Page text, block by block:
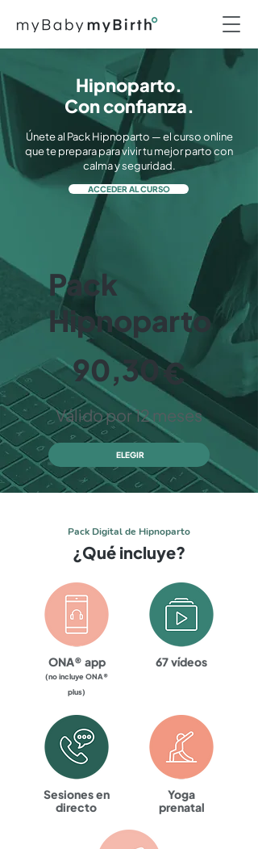
Hipnoparto.
Con confianza.
Únete al Pack Hipnoparto — el curso online
que te prepara para vivir tu mejor parto con
calma y seguridad.
ACCEDER AL CURSO
Pack
Hipnoparto
€
90,30
Válido por 12 meses
ELEGIR
Pack Digital de Hipnoparto
¿Qué incluye?
ONA® app
(no incluye ONA®
plus)
67 vídeos
Sesiones en
directo
Yoga
prenatal